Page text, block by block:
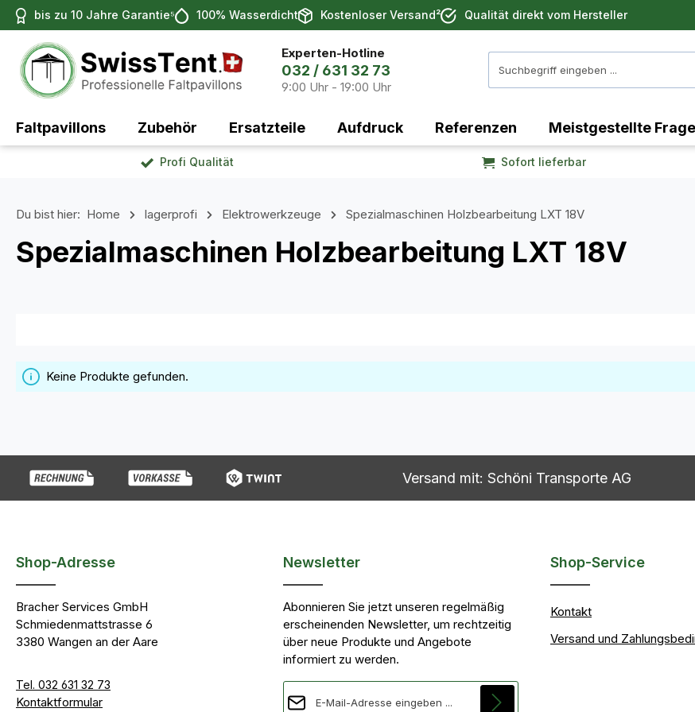
Hauptinhalt springen
Zur Suche springen
Zur Hauptnavigation springen
bis zu 10 Jahre Garantie⁵ 100% Wasserdicht Kostenloser Versand² Qualität direkt vom Hersteller
Experten-Hotline
032 / 631 32 73
9:00 Uhr - 19:00 Uhr
Faltpavillons Zubehör Ersatzteile Aufdruck Referenzen Meistgestellte
Profi Qualität Sofort lieferbar
Du bist hier: Home lagerprofi Elektrowerkzeuge Spezialmaschinen Holzbearbeitung LXT 18V
Spezialmaschinen Holzbearbeitung LXT 18V
Keine Produkte gefunden.
Versand mit: Schöni Transporte AG
Shop-Adresse
Bracher Services GmbH
Schmiedenmattstrasse 6
3380 Wangen an der Aare
Tel. 032 631 32 73
Kontaktformular
Newsletter
Abonnieren Sie jetzt unseren regelmäßig
erscheinenden Newsletter, um rechtzeitig
über neue Produkte und Angebote
informiert zu werden.
Shop-Service
Kontakt
Versand und